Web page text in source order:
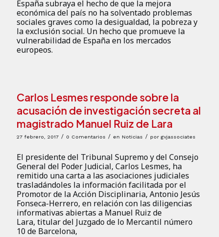
España subraya el hecho de que la mejora
económica del país no ha solventado problemas
sociales graves como la desigualdad, la pobreza y
la exclusión social. Un hecho que promueve la
vulnerabilidad de España en los mercados
europeos.
Carlos Lesmes responde sobre la
acusación de investigación secreta al
magistrado Manuel Ruiz de Lara
27 febrero, 2017 / 0 Comentarios / en Noticias / por gvjassociates
El presidente del Tribunal Supremo y del Consejo
General del Poder Judicial, Carlos Lesmes, ha
remitido una carta a las asociaciones judiciales
trasladándoles la información facilitada por el
Promotor de la Acción Disciplinaria, Antonio Jesús
Fonseca-Herrero, en relación con las diligencias
informativas abiertas a Manuel Ruiz de
Lara, titular del Juzgado de lo Mercantil número
10 de Barcelona,